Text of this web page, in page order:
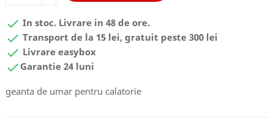
 In stoc. Livrare in 48 de ore.
 Transport de la 15 lei, gratuit peste 300 lei
 Livrare easybox
 Garantie 24 luni
geanta de umar pentru calatorie